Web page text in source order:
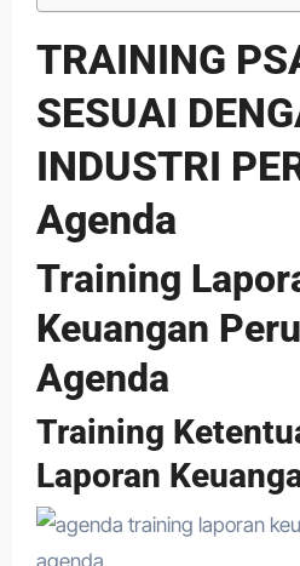
TRAINING
SESUAI
INDUSTRI
Agenda
Training
Keuangan
Agenda
Training
Laporan